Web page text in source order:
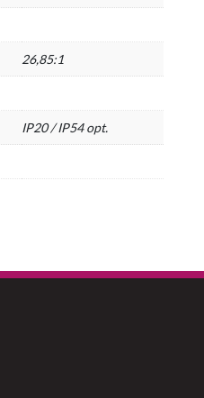
26,85:1
IP20 / IP54 opt.